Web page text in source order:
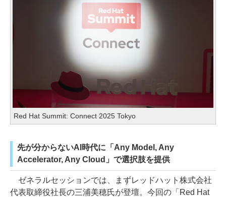
Red Hat Summit: Connect 2025 Tokyo
先が分からないAI時代に「Any Model, Any
Accelerator, Any Cloud」で選択肢を提供
ゼネラルセッションでは、まずレッドハット株式会社
代表取締役社長の三浦美穂氏が登壇。今回の「Red Hat